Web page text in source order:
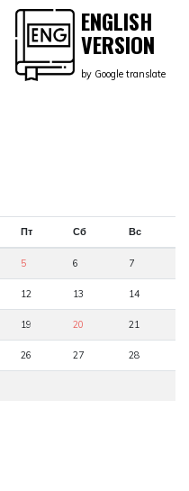
ENGLISH
VERSION
by Google translate
Пт Сб Вс
5 6 7
12 13 14
19 20 21
26 27 28